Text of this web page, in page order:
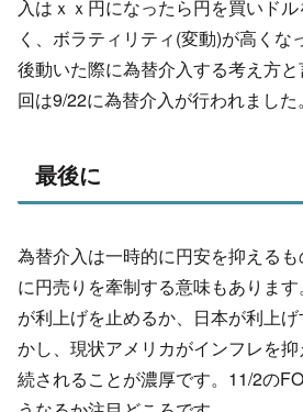
入はｘｘ円になったら円を買いド
く、ボラティリティ(変動)が高くな
後動いた際に為替介入する考え方
回は9/22に為替介入が行われました。
最後に
為替介入は一時的に円安を抑える
に円売りを牽制する意味もありま
が利上げを止めるか、日本が利上
かし、現状アメリカがインフレを
続されることが濃厚です。11/2の